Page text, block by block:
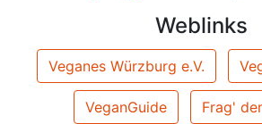
Weblinks
Veganes Würzburg e.V.
VeganGuide Frag'